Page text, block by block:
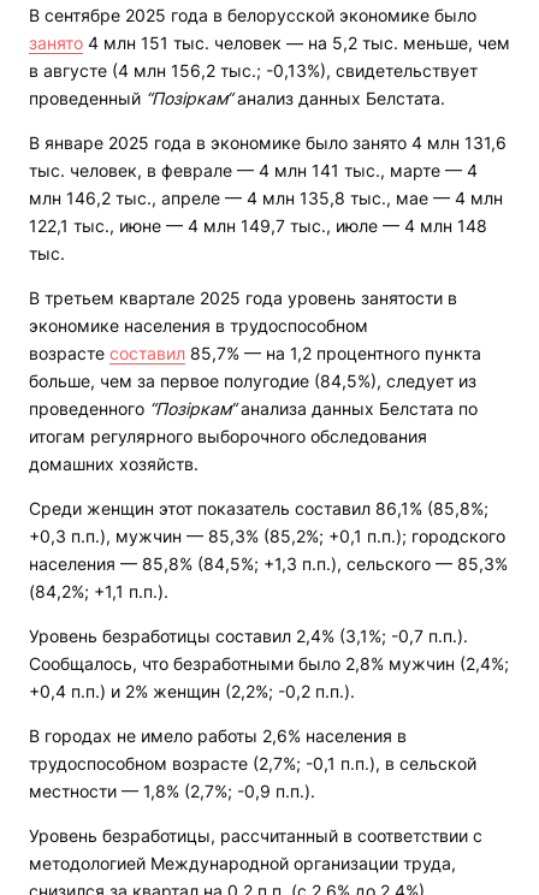
В сентябре 2025 года в белорусской экономике было
занято 4 млн 151 тыс. человек — на 5,2 тыс. меньше, чем
в августе (4 млн 156,2 тыс.; -0,13%), свидетельствует
проведенный “Позіркам“анализ данных Белстата.
В январе 2025 года в экономике было занято 4 млн 131,6
тыс. человек, в феврале — 4 млн 141 тыс., марте — 4
млн 146,2 тыс., апреле — 4 млн 135,8 тыс., мае — 4 млн
122,1 тыс., июне — 4 млн 149,7 тыс., июле — 4 млн 148
тыс.
В третьем квартале 2025 года уровень занятости в
экономике населения в трудоспособном
возрасте составил 85,7% — на 1,2 процентного пункта
больше, чем за первое полугодие (84,5%), следует из
проведенного “Позіркам“анализа данных Белстата по
итогам регулярного выборочного обследования
домашних хозяйств.
Среди женщин этот показатель составил 86,1% (85,8%;
+0,3 п.п.), мужчин — 85,3% (85,2%; +0,1 п.п.); городского
населения — 85,8% (84,5%; +1,3 п.п.), сельского — 85,3%
(84,2%; +1,1 п.п.).
Уровень безработицы составил 2,4% (3,1%; -0,7 п.п.).
Сообщалось, что безработными было 2,8% мужчин (2,4%;
+0,4 п.п.) и 2% женщин (2,2%; -0,2 п.п.).
В городах не имело работы 2,6% населения в
трудоспособном возрасте (2,7%; -0,1 п.п.), в сельской
местности — 1,8% (2,7%; -0,9 п.п.).
Уровень безработицы, рассчитанный в соответствии с
методологией Международной организации труда,
снизился за квартал на 0,2 п.п. (с 2,6% до 2,4%).